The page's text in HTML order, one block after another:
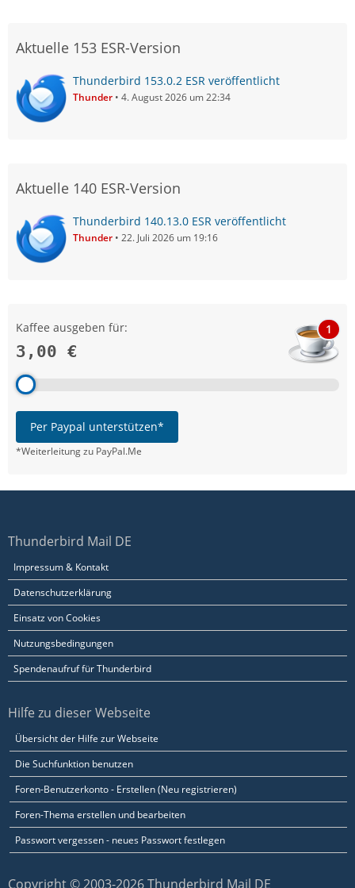
Aktuelle 153 ESR-Version
Thunderbird 153.0.2 ESR veröffentlicht
Thunder 4. August 2026 um 22:34
Aktuelle 140 ESR-Version
Thunderbird 140.13.0 ESR veröffentlicht
Thunder 22. Juli 2026 um 19:16
Kaffee ausgeben für:
3,00 €
1
Per Paypal unterstützen*
*Weiterleitung zu PayPal.Me
Thunderbird Mail DE
Impressum & Kontakt
Datenschutzerklärung
Einsatz von Cookies
Nutzungsbedingungen
Spendenaufruf für Thunderbird
Hilfe zu dieser Webseite
Übersicht der Hilfe zur Webseite
Die Suchfunktion benutzen
Foren-Benutzerkonto - Erstellen (Neu registrieren)
Foren-Thema erstellen und bearbeiten
Passwort vergessen - neues Passwort festlegen
Copyright © 2003-2026 Thunderbird Mail DE